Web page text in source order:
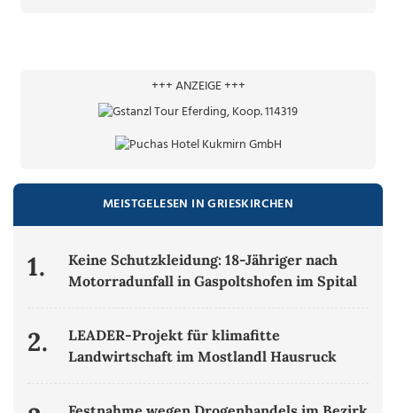
+++ ANZEIGE +++
MEISTGELESEN IN GRIESKIRCHEN
1.
Keine Schutzkleidung: 18-Jähriger nach
Motorradunfall in Gaspoltshofen im Spital
2.
LEADER-Projekt für klimafitte
Landwirtschaft im Mostlandl Hausruck